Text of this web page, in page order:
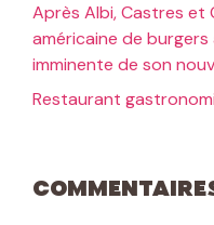
Après Albi, Castres et
américaine de burgers
imminente de son
Restaurant